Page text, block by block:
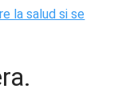
la salud si se